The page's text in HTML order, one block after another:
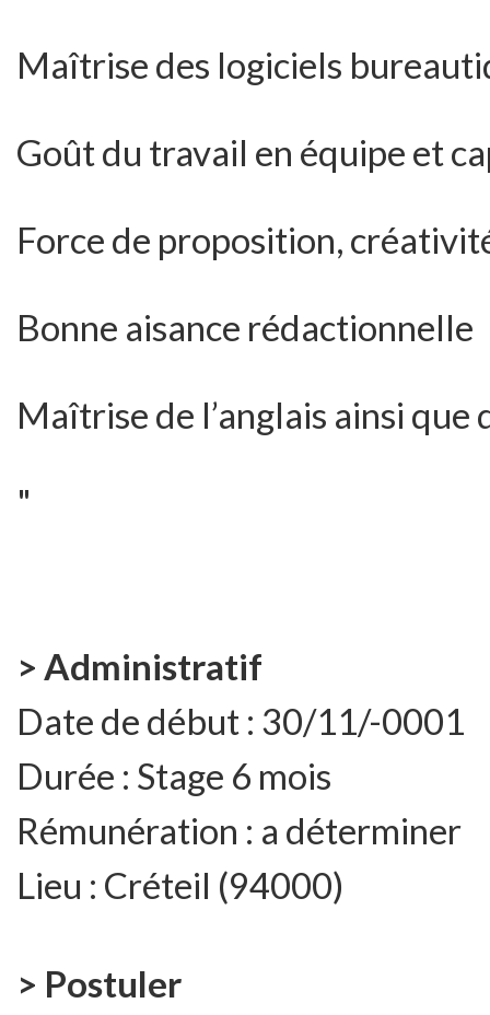
Maîtrise des logiciels
Goût du travail en équipe et
Force de proposition,
Bonne aisance rédactionnelle
Maîtrise de l’anglais ainsi que
"
> Administratif
Date de début : 30/11/-0001
Durée : Stage 6 mois
Rémunération : a déterminer
Lieu : Créteil (94000)
> Postuler